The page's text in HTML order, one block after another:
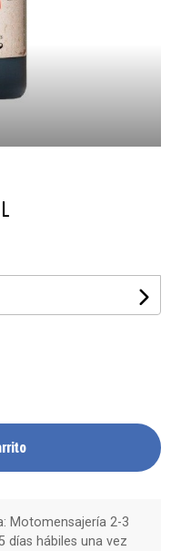
Motomensajería 2-3
días hábiles una vez